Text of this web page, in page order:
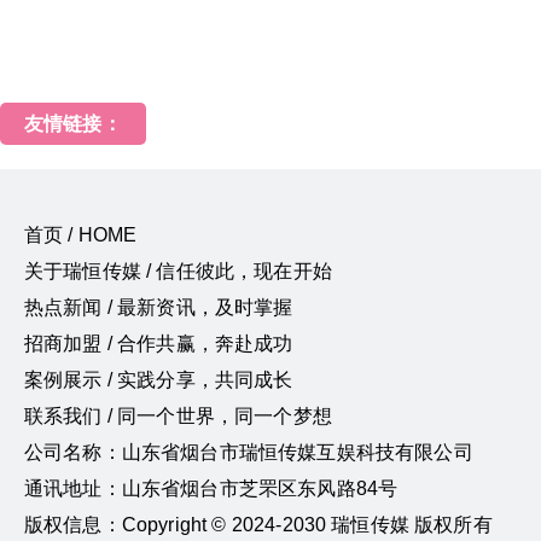
友情链接：
首页 / HOME
关于瑞恒传媒 / 信任彼此，现在开始
热点新闻 / 最新资讯，及时掌握
招商加盟 / 合作共赢，奔赴成功
案例展示 / 实践分享，共同成长
联系我们 / 同一个世界，同一个梦想
公司名称：山东省烟台市瑞恒传媒互娱科技有限公司
通讯地址：山东省烟台市芝罘区东风路84号
版权信息：Copyright © 2024-2030 瑞恒传媒 版权所有